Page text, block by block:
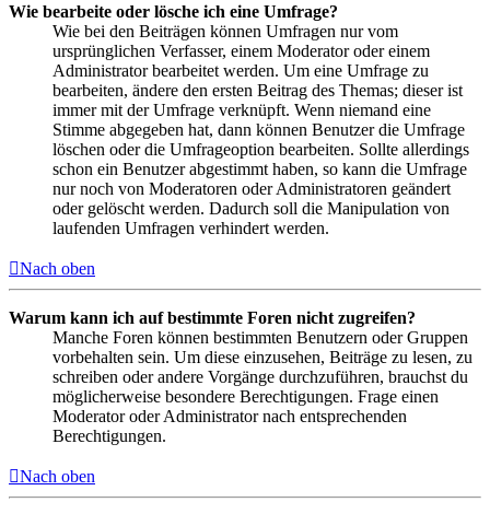
Wie bearbeite oder lösche ich eine Umfrage?
Wie bei den Beiträgen können Umfragen nur vom
ursprünglichen Verfasser, einem Moderator oder einem
Administrator bearbeitet werden. Um eine Umfrage zu
bearbeiten, ändere den ersten Beitrag des Themas; dieser ist
immer mit der Umfrage verknüpft. Wenn niemand eine
Stimme abgegeben hat, dann können Benutzer die Umfrage
löschen oder die Umfrageoption bearbeiten. Sollte allerdings
schon ein Benutzer abgestimmt haben, so kann die Umfrage
nur noch von Moderatoren oder Administratoren geändert
oder gelöscht werden. Dadurch soll die Manipulation von
laufenden Umfragen verhindert werden.
Nach oben
Warum kann ich auf bestimmte Foren nicht zugreifen?
Manche Foren können bestimmten Benutzern oder Gruppen
vorbehalten sein. Um diese einzusehen, Beiträge zu lesen, zu
schreiben oder andere Vorgänge durchzuführen, brauchst du
möglicherweise besondere Berechtigungen. Frage einen
Moderator oder Administrator nach entsprechenden
Berechtigungen.
Nach oben